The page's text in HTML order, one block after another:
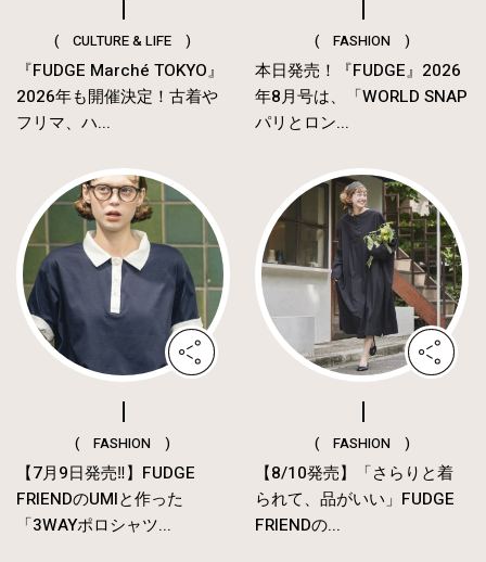
( CULTURE & LIFE )
『FUDGE Marché TOKYO』
2026年も開催決定！古着や
フリマ、ハ...
( FASHION )
本日発売！『FUDGE』2026
年8月号は、「WORLD SNAP
パリとロン...
( FASHION )
【7月9日発売‼︎】FUDGE
FRIENDのUMIと作った
「3WAYポロシャツ...
( FASHION )
【8/10発売】「さらりと着
られて、品がいい」FUDGE
FRIENDの...